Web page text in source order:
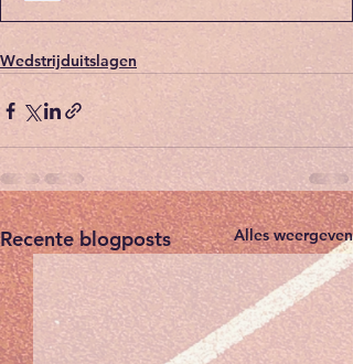
Wedstrijduitslagen
Recente blogposts Alles weergeven